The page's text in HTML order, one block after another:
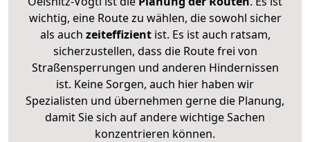
wichtig, eine Route zu wählen, die sowohl sicher
als auch zeiteffizientist. Es ist auch ratsam,
sicherzustellen, dass die Route frei von
Straßensperrungen und anderen Hindernissen
ist. Keine Sorgen, auch hier haben wir
Spezialisten und übernehmen gerne die Planung,
damit Sie sich auf andere wichtige Sachen
konzentrieren können.